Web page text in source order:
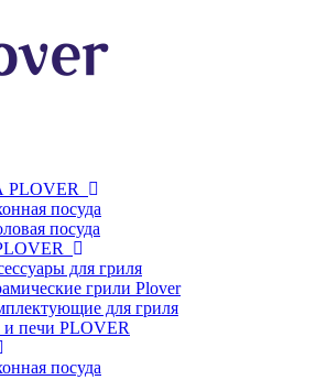
посуда
посуда
для гриля
грили Plover
для гриля
печи PLOVER
посуда